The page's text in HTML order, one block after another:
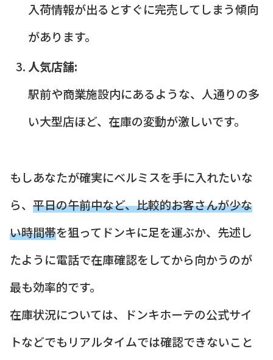
入荷情報が出るとすぐに完売してしまう傾向
があります。
人気店舗:
駅前や商業施設内にあるような、人通りの多
い大型店ほど、在庫の変動が激しいです。
もしあなたが確実にベルミスを手に入れたいな
ら、 平日の午前中など、比較的お客さんが少な
い時間帯を狙ってドンキに足を運ぶか、先述し
たように電話で在庫確認をしてから向かうのが
最も効率的です。
在庫状況については、ドンキホーテの公式サイ
トなどでもリアルタイムでは確認できないこと